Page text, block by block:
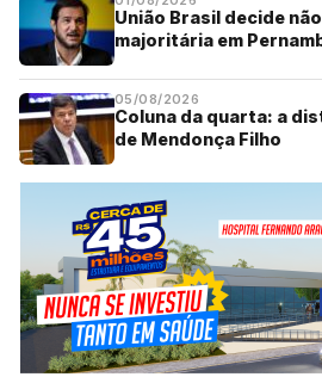
União Brasil decide
majoritária em
05/08/2026
Coluna da quarta: a
de Mendonça Filho